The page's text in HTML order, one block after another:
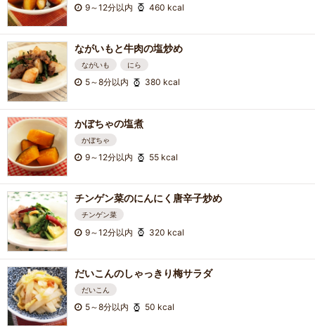
9～12分以内 460 kcal
ながいもと牛肉の塩炒め
ながいも にら
5～8分以内 380 kcal
かぼちゃの塩煮
かぼちゃ
9～12分以内 55 kcal
チンゲン菜のにんにく唐辛子炒め
チンゲン菜
9～12分以内 320 kcal
だいこんのしゃっきり梅サラダ
だいこん
5～8分以内 50 kcal